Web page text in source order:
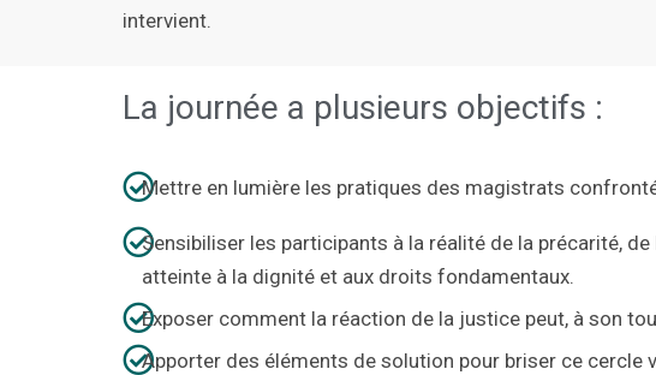
intervient.
La journée a plusieurs objectifs :
Mettre en lumière les pratiques des magistrats
Sensibiliser les participants à la réalité de la précarité,
atteinte à la dignité et aux droits fondamentaux.
Exposer comment la réaction de la justice peut, à son
Apporter des éléments de solution pour briser ce cercle